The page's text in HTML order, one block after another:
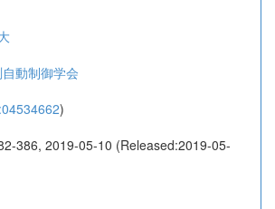
動制御学会
)
386, 2019-05-10 (Released:2019-05-